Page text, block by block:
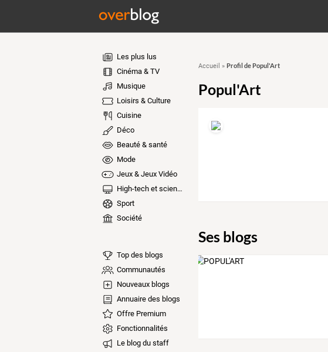
Les plus lus
Cinéma & TV
Musique
Loisirs & Culture
Cuisine
Déco
Beauté & santé
Mode
Jeux & Jeux Vidéo
High-tech et sciences
Sport
Société
Top des blogs
Communautés
Nouveaux blogs
Annuaire des blogs
Offre Premium
Fonctionnalités
Le blog du staff
Accueil » Profil de Popul'Art
Popul'Art
Ses blogs